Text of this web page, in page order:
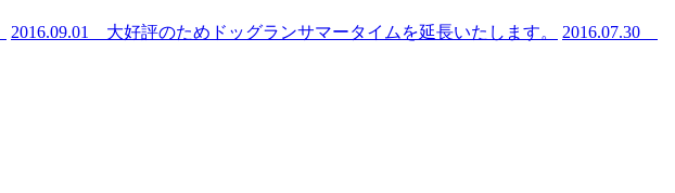
2016.09.01 大好評のためドッグランサマータイムを延長いたします。
2016.07.30